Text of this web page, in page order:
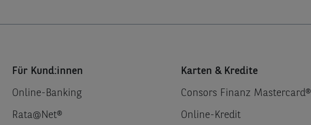
Für Kund:innen
Online-Banking
Rata@Net®
Karten & Kredite
Consors Finanz Mastercard®
Online-Kredit